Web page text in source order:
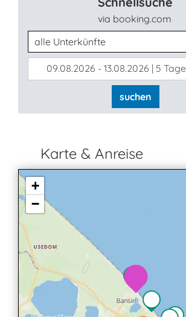
via booking.com
Unterkunftsart
09.08.2026 - 13.08.2026 | 5 Tage
suchen
Karte & Anreise
+
−